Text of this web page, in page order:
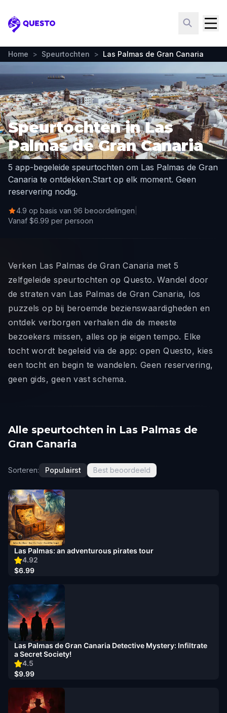
Questo
Home > Speurtochten > Las Palmas de Gran Canaria
Speurtochten in Las
Palmas de Gran Canaria
5 app-begeleide speurtochten om Las Palmas de Gran
Canaria te ontdekken.Start op elk moment. Geen
reservering nodig.
4.9 op basis van 96 beoordelingen
Vanaf $6.99 per persoon
Verken Las Palmas de Gran Canaria met 5
zelfgeleide speurtochten op Questo. Wandel door
de straten van Las Palmas de Gran Canaria, los
puzzels op bij beroemde bezienswaardigheden en
ontdek verborgen verhalen die de meeste
bezoekers missen, alles op je eigen tempo. Elke
tocht wordt begeleid via de app: open Questo, kies
een tocht en begin te wandelen. Geen reservering,
geen gids, geen vast schema.
Alle speurtochten in Las Palmas de
Gran Canaria
Sorteren: Populairst Best beoordeeld
4.92
Las Palmas: an adventurous pirates tour
$6.99
4.5
Las Palmas de Gran Canaria Detective Mystery: Infiltrate
a Secret Society!
$9.99